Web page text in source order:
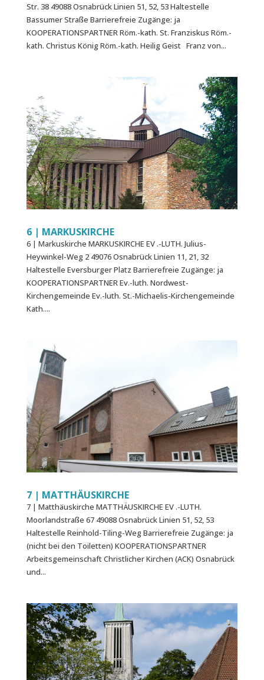
Str. 38 49088 Osnabrück Linien 51, 52, 53 Haltestelle
Bassumer Straße Barrierefreie Zugänge: ja
KOOPERATIONSPARTNER Röm.-kath. St. Franziskus Röm.-
kath. Christus König Röm.-kath. Heilig Geist Franz von...
6 | MARKUS­KIRCHE
6 | Markus­kirche MARKUSKIRCHE EV .-LUTH. Julius-
Heywinkel-Weg 2 49076 Osnabrück Linien 11, 21, 32
Haltestelle Eversburger Platz Barrierefreie Zugänge: ja
KOOPERATIONSPARTNER Ev.-luth. Nordwest-
Kirchengemeinde Ev.-luth. St.-Michaelis-Kirchengemeinde
Kath....
7 | MATTHÄUS­KIRCHE
7 | Matthäus­kirche MATTHÄUSKIRCHE EV .-LUTH.
Moorlandstraße 67 49088 Osnabrück Linien 51, 52, 53
Haltestelle Reinhold-Tiling-Weg Barrierefreie Zugänge: ja
(nicht bei den Toiletten) KOOPERATIONSPARTNER
Arbeitsgemeinschaft Christlicher Kirchen (ACK) Osnabrück
und...